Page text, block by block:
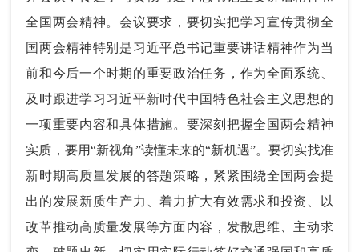
全国两会精神。会议要求，要切实把学习宣传贯彻全
国两会精神特别是习近平总书记重要讲话精神作为当
前和今后一个时期的重要政治任务，作为全面系统、
及时跟进学习习近平新时代中国特色社会主义思想的
一项重要内容和具体措施。要深刻把握全国两会精神
实质，要用“新视角”读懂未来的“新机遇”。要切实找准
新时期高质量发展的答题策略，紧紧围绕全国两会提
出的发展新质生产力、着力扩大有效需求和投资、以
改革推动高质量发展等方面内容，发散思维、主动求